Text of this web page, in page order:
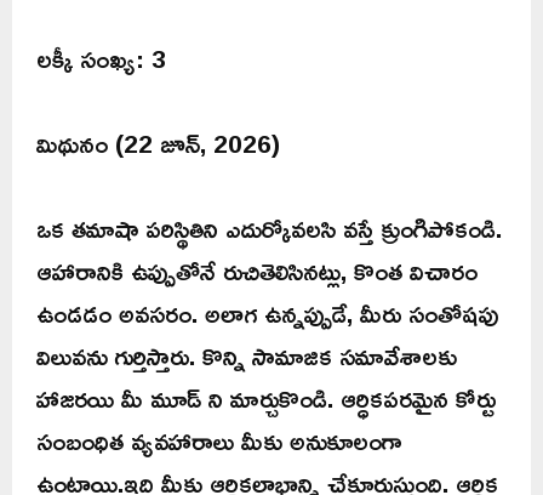
లక్కీ సంఖ్య: 3
మిథునం (22 జూన్, 2026)
ఒక తమాషా పరిస్థితిని ఎదుర్కోవలసి వస్తే క్రుంగిపోకండి.
ఆహారానికి ఉప్పుతోనే రుచితెలిసినట్లు, కొంత విచారం
ఉండడం అవసరం. అలాగ ఉన్నప్పుడే, మీరు సంతోషపు
విలువను గుర్తిస్తారు. కొన్ని సామాజిక సమావేశాలకు
హాజరయి మీ మూడ్ ని మార్చుకొండి. ఆర్ధికపరమైన కోర్టు
సంబంధిత వ్యవహారాలు మీకు అనుకూలంగా
ఉంటాయి.ఇది మీకు ఆర్ధికలాభాన్ని చేకూరుస్తుంది. ఆర్థిక